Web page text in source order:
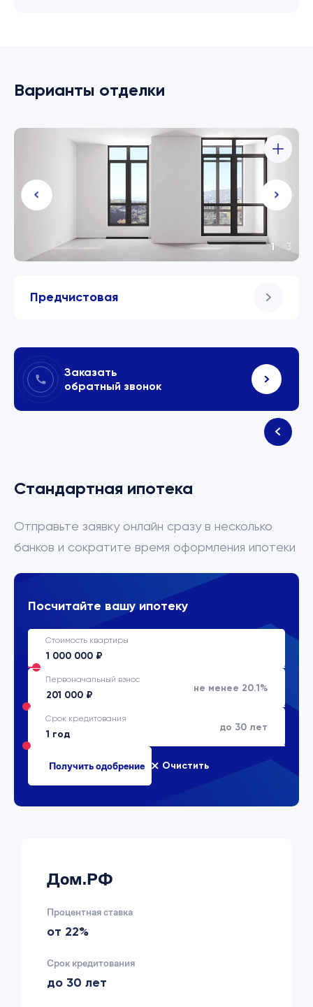
Варианты отделки
Предчистовая
1 /3
Заказать
обратный звонок
Стандартная ипотека
Отправьте заявку онлайн сразу в несколько
банков и сократите время оформления ипотеки
Посчитайте вашу ипотеку
Стоимость квартиры
Первоначальный взнос
не менее 20.1%
Срок кредитования
до 30 лет
Очистить
Дом.РФ
Процентная ставка
от 22%
Срок кредитования
до 30 лет